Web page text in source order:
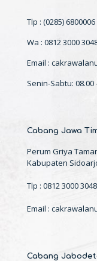
Tlp : (0285) 6800006
Wa : 0812 3000
Email :
Senin-Sabtu:
Cabang Jawa
Perum Griya
Kabupaten
Tlp : 0812 3000 3048
Email :
Cabang